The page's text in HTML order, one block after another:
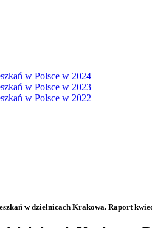
w Polsce w 2024
w Polsce w 2023
w Polsce w 2022
w dzielnicach Krakowa. Raport